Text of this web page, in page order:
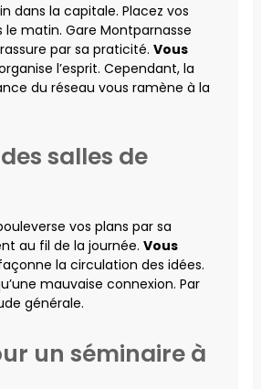
dans la capitale. Placez vos
matin. Gare Montparnasse
par sa praticité. Vous
l’esprit. Cependant, la
du réseau vous ramène à la
salles de
vos plans par sa
au fil de la journée. Vous
la circulation des idées.
mauvaise connexion. Par
générale.
un séminaire à